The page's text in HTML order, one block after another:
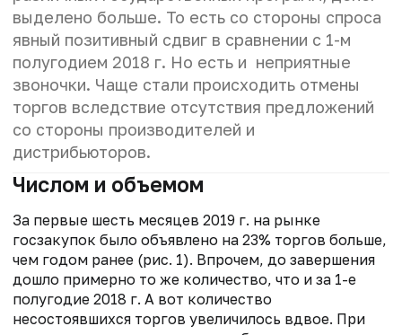
выделено больше. То есть со стороны спроса
явный позитивный сдвиг в сравнении с 1-м
полугодием 2018 г. Но есть и неприятные
звоночки. Чаще стали происходить отмены
торгов вследствие отсутствия предложений
со стороны производителей и
дистрибьюторов.
Числом и объемом
За первые шесть месяцев 2019 г. на рынке
госзакупок было объявлено на 23% торгов больше,
чем годом ранее (рис. 1). Впрочем, до завершения
дошло примерно то же количество, что и за 1-е
полугодие 2018 г. А вот количество
несостоявшихся торгов увеличилось вдвое. При